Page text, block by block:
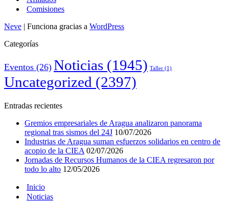
Comisiones
Neve | Funciona gracias a WordPress
Categorías
Eventos (26) Noticias (1945) Taller (1)
Uncategorized (2397)
Entradas recientes
Gremios empresariales de Aragua analizaron panorama
regional tras sismos del 24J 10/07/2026
Industrias de Aragua suman esfuerzos solidarios en centro de
acopio de la CIEA 02/07/2026
Jornadas de Recursos Humanos de la CIEA regresaron por
todo lo alto 12/05/2026
Inicio
Noticias